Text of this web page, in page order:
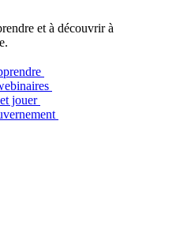
et à découvrir à
jouer